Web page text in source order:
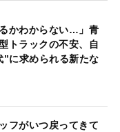
るかわからない…」青
トラックの不安、自
”に求められる新たな
フがいつ戻ってきて